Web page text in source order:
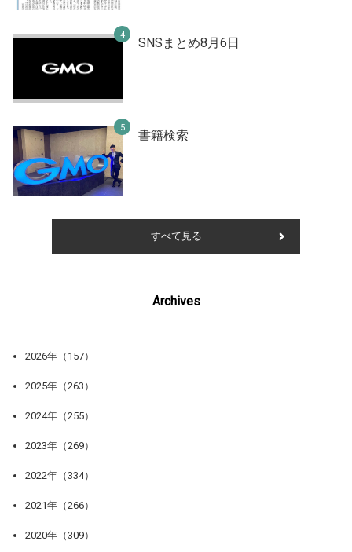
SNSまとめ8月6日
書籍検索
すべて見る
Archives
2026年（157）
2025年（263）
2024年（255）
2023年（269）
2022年（334）
2021年（266）
2020年（309）